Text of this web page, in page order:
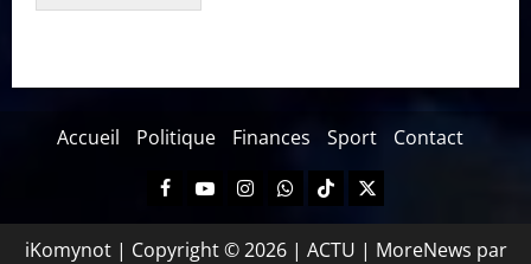
Accueil Politique Finances Sport Contact
iKomynot | Copyright © 2026 | ACTU | MoreNews par